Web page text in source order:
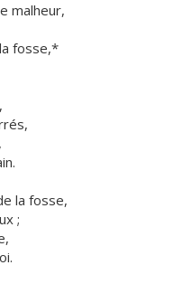
malheur,
fosse,*
la fosse,
;